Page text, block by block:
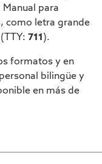
para
como letra grande
(TTY: 711 ).
formatos y en
bilingüe y
en más de